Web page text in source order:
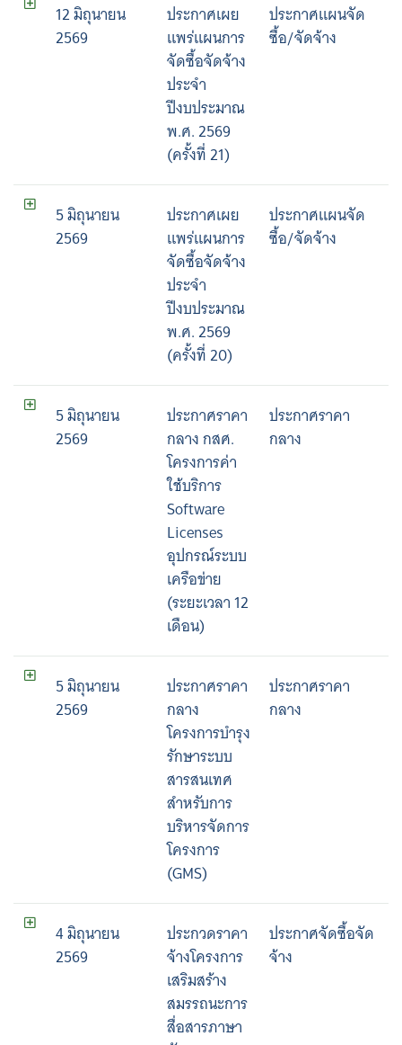
for:
12 มิถุนายน
2569
ประกาศเผย
แพร่แผนการ
จัดซื้อจัดจ้าง
ประจำ
ปีงบประมาณ
พ.ศ. 2569
(ครั้งที่ 21)
ประกาศแผนจัด
ซื้อ/จัดจ้าง
5 มิถุนายน
2569
ประกาศเผย
แพร่แผนการ
จัดซื้อจัดจ้าง
ประจำ
ปีงบประมาณ
พ.ศ. 2569
(ครั้งที่ 20)
ประกาศแผนจัด
ซื้อ/จัดจ้าง
5 มิถุนายน
2569
ประกาศราคา
กลาง กสศ.
โครงการค่า
ใช้บริการ
Software
Licenses
อุปกรณ์ระบบ
เครือข่าย
(ระยะเวลา 12
เดือน)
ประกาศราคา
กลาง
5 มิถุนายน
2569
ประกาศราคา
กลาง
โครงการบำรุง
รักษาระบบ
สารสนเทศ
สำหรับการ
บริหารจัดการ
โครงการ
(GMS)
ประกาศราคา
กลาง
4 มิถุนายน
2569
ประกวดราคา
จ้างโครงการ
เสริมสร้าง
สมรรถนะการ
สื่อสารภาษา
ประกาศจัดซื้อจัด
จ้าง